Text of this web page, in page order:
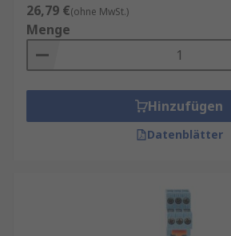
26,79 €(ohne MwSt.)
Menge
Hinzufügen
Datenblätter